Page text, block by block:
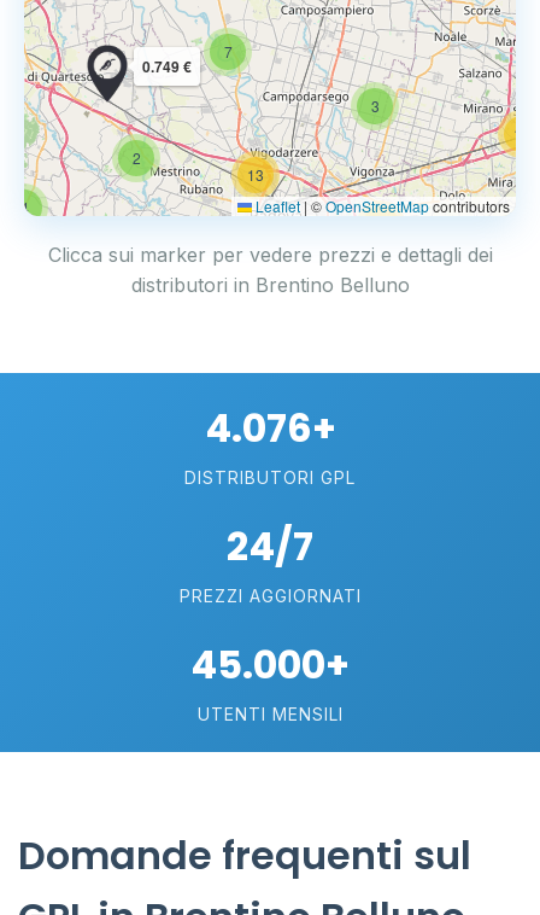
14
4
2
3
7
13
0.749 €
Leaflet | ©OpenStreetMapcontributors
Clicca sui marker per vedere prezzi e dettagli dei
distributori in Brentino Belluno
4.076+
DISTRIBUTORI GPL
24/7
PREZZI AGGIORNATI
45.000+
UTENTI MENSILI
Domande frequenti sul